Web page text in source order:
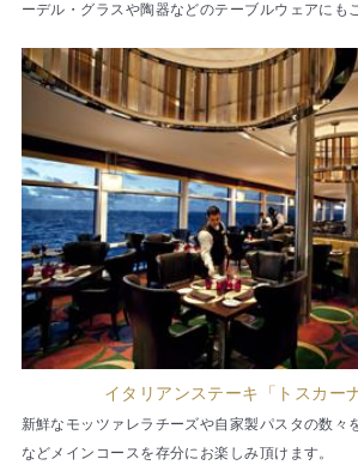
ーデル・グラスや陶器などのテーブルウェアにも
イタリアンステーキ「トスカー
新鮮なモッツァレラチーズや自家製パスタの数々
などメインコースを存分にお楽しみ頂けます。